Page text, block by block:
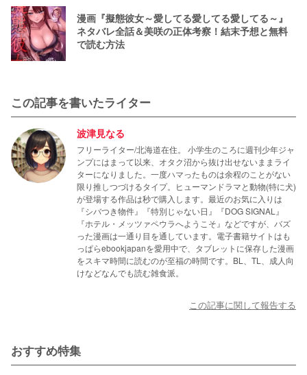
漫画『擬態彼女～愛してる愛してる愛してる～』
ネタバレ全話＆美咲の正体考察！結末予想と無料
で読む方法
この記事を書いたライター
波津見なる
フリーライター/北海道在住。 小学生のころに週刊少年ジャ
ンプにはまって以来、オタク沼から抜け出せないままライ
ターになりました。一度ハマったものは余程のことがない
限り推しつづけるタイプ。ヒューマンドラマと動物(特に犬)
が登場する作品は秒で購入します。最近のお気に入りは
『シバつき物件』『特別じゃない日』『DOG SIGNAL』
『ホテル・メッツァペウラへようこそ』などですが、バズ
った漫画は一通り目を通しています。電子書籍サイトはも
っぱらebookjapanを愛用中で、タブレットに保存した漫画
をスキマ時間に読むのが至福の時間です。BL、TL、成人向
けなどなんでも読む雑食派。
この記事に関して報告する
おすすめ特集